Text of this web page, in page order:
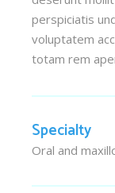
perspiciatis
voluptatem
totam rem
Specialty
Oral and